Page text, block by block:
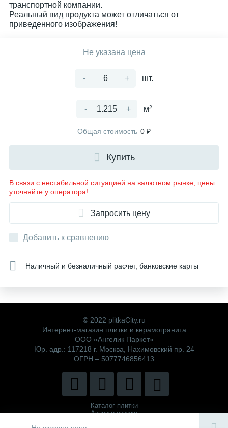
транспортной компании.
Реальный вид продукта может отличаться от
приведенного изображения!
Не указана цена
- + шт.
- + м²
Общая стоимость 0 ₽
Купить
В связи с нестабильной ситуацией на валютном рынке, цены
уточняйте у оператора!
Запросить цену
Добавить к сравнению
Наличный и безналичный расчет, банковские карты
© 2022 plitkaCity.ru
Интернет-магазин плитки и керамогранита
ООО «Ангелик Паркет»
Юр. адр.: 117218 г. Москва, Нахимовский пр. 24
ОГРН – 5077746856413
Каталог плитки
Акции и скидки